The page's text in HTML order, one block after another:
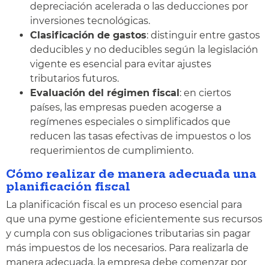
depreciación acelerada o las deducciones por
inversiones tecnológicas.
Clasificación de gastos: distinguir entre gastos
deducibles y no deducibles según la legislación
vigente es esencial para evitar ajustes
tributarios futuros.
Evaluación del régimen fiscal: en ciertos
países, las empresas pueden acogerse a
regímenes especiales o simplificados que
reducen las tasas efectivas de impuestos o los
requerimientos de cumplimiento.
Cómo realizar de manera adecuada una
planificación fiscal
La planificación fiscal es un proceso esencial para
que una pyme gestione eficientemente sus recursos
y cumpla con sus obligaciones tributarias sin pagar
más impuestos de los necesarios. Para realizarla de
manera adecuada, la empresa debe comenzar por